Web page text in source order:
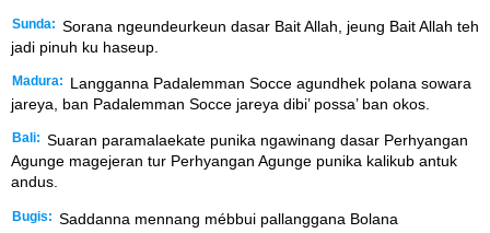
Sunda: Sorana ngeundeurkeun dasar Bait Allah, jeung Bait Allah teh
jadi pinuh ku haseup.
Madura:
Langganna Padalemman Socce agundhek polana sowara
jareya, ban Padalemman Socce jareya dibi’ possa’ ban okos.
Bali: Suaran paramalaekate punika ngawinang dasar Perhyangan
Agunge magejeran tur Perhyangan Agunge punika kalikub antuk
andus.
Bugis: Saddanna mennang mébbui pallanggana Bolana